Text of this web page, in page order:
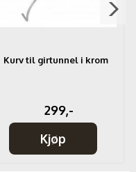
Kurv til girtunnel i krom
299,-
Kjøp